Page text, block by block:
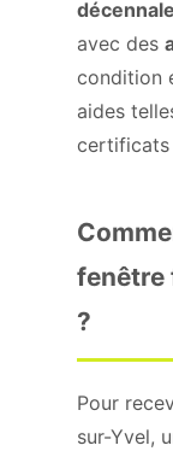
décennale
avec des
condition
aides
certificats
fenêtre
?
Pour
sur-Yvel,